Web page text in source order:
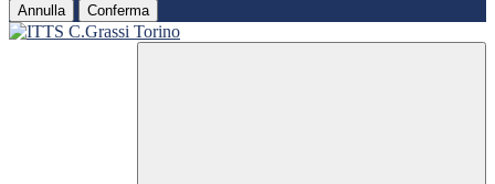
Annulla Conferma